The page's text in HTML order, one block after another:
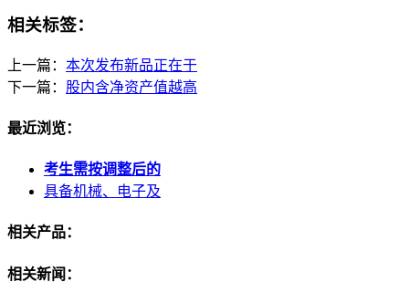
相关标签：
上一篇： 本次发布新品正在于
下一篇： 股内含净资产值越高
最近浏览：
考生需按调整后的
具备机械、电子及
相关产品：
相关新闻：